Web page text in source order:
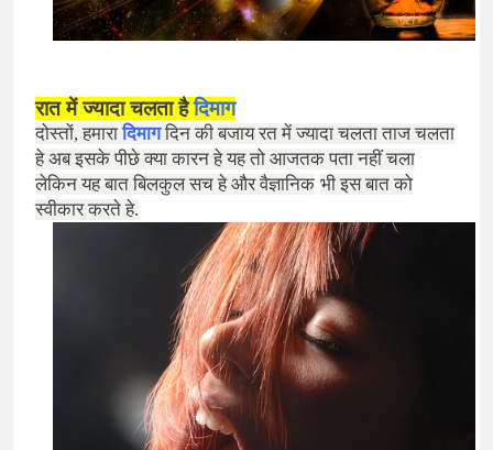
रात में ज्यादा चलता हैदिमाग
दोस्तों, हमारादिमागदिन की बजाय रत में ज्यादा चलता ताज चलता
हे अब इसके पीछे क्या कारन हे यह तो आजतक पता नहीं चला
लेकिन यह बात बिलकुल सच हे और वैज्ञानिक भी इस बात को
स्वीकार करते हे.